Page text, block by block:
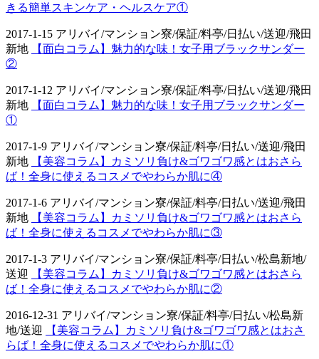
きる簡単スキンケア・ヘルスケア①
2017-1-15 アリバイ/マンション寮/保証/料亭/日払い/送迎/飛田
新地
【面白コラム】魅力的な味！女子用ブラックサンダー
②
2017-1-12 アリバイ/マンション寮/保証/料亭/日払い/送迎/飛田
新地
【面白コラム】魅力的な味！女子用ブラックサンダー
①
2017-1-9 アリバイ/マンション寮/保証/料亭/日払い/送迎/飛田
新地
【美容コラム】カミソリ負け&ゴワゴワ感とはおさら
ば！全身に使えるコスメでやわらか肌に④
2017-1-6 アリバイ/マンション寮/保証/料亭/日払い/送迎/飛田
新地
【美容コラム】カミソリ負け&ゴワゴワ感とはおさら
ば！全身に使えるコスメでやわらか肌に③
2017-1-3 アリバイ/マンション寮/保証/料亭/日払い/松島新地/
送迎
【美容コラム】カミソリ負け&ゴワゴワ感とはおさら
ば！全身に使えるコスメでやわらか肌に②
2016-12-31 アリバイ/マンション寮/保証/料亭/日払い/松島新
地/送迎
【美容コラム】カミソリ負け&ゴワゴワ感とはおさ
らば！全身に使えるコスメでやわらか肌に①